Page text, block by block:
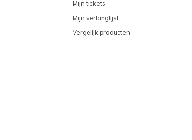
Mijn tickets
Mijn verlanglijst
Vergelijk producten